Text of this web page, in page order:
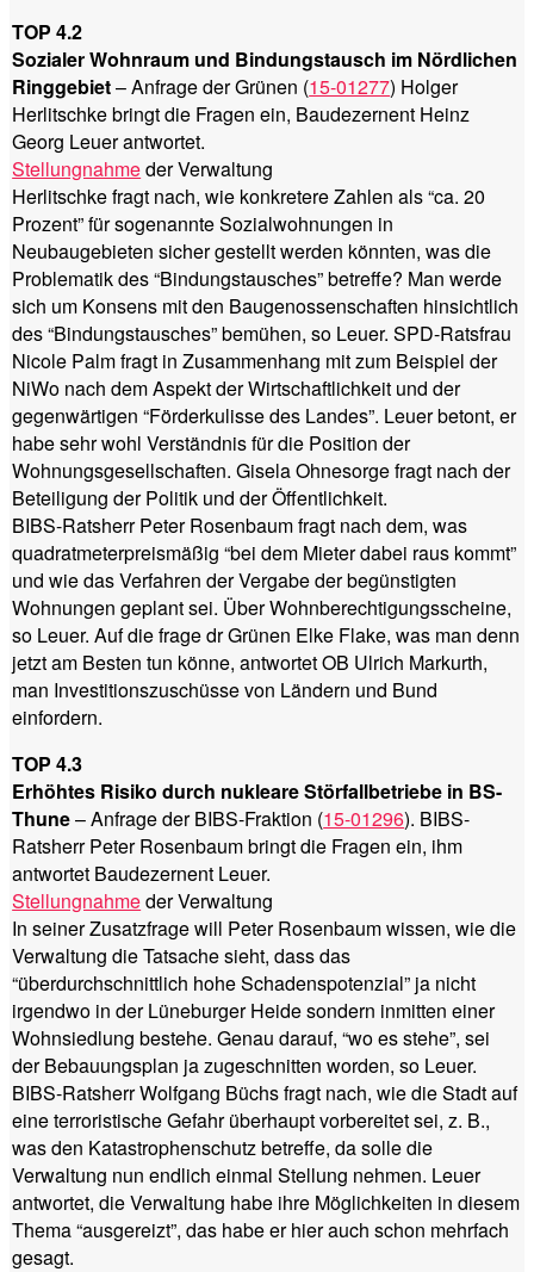
TOP 4.2
Sozialer Wohnraum und Bindungstausch im Nördlichen
Ringgebiet– Anfrage der Grünen (15-01277) Holger
Herlitschke bringt die Fragen ein, Baudezernent Heinz
Georg Leuer antwortet.
Stellungnahmeder Verwaltung
Herlitschke fragt nach, wie konkretere Zahlen als “ca. 20
Prozent” für sogenannte Sozialwohnungen in
Neubaugebieten sicher gestellt werden könnten, was die
Problematik des “Bindungstausches” betreffe? Man werde
sich um Konsens mit den Baugenossenschaften hinsichtlich
des “Bindungstausches” bemühen, so Leuer. SPD-Ratsfrau
Nicole Palm fragt in Zusammenhang mit zum Beispiel der
NiWo nach dem Aspekt der Wirtschaftlichkeit und der
gegenwärtigen “Förderkulisse des Landes”. Leuer betont, er
habe sehr wohl Verständnis für die Position der
Wohnungsgesellschaften. Gisela Ohnesorge fragt nach der
Beteiligung der Politik und der Öffentlichkeit.
BIBS-Ratsherr Peter Rosenbaum fragt nach dem, was
quadratmeterpreismäßig “bei dem Mieter dabei raus kommt”
und wie das Verfahren der Vergabe der begünstigten
Wohnungen geplant sei. Über Wohnberechtigungsscheine,
so Leuer. Auf die frage dr Grünen Elke Flake, was man denn
jetzt am Besten tun könne, antwortet OB Ulrich Markurth,
man Investitionszuschüsse von Ländern und Bund
einfordern.
TOP 4.3
Erhöhtes Risiko durch nukleare Störfallbetriebe in BS-
Thune– Anfrage der BIBS-Fraktion (15-01296). BIBS-
Ratsherr Peter Rosenbaum bringt die Fragen ein, ihm
antwortet Baudezernent Leuer.
Stellungnahmeder Verwaltung
In seiner Zusatzfrage will Peter Rosenbaum wissen, wie die
Verwaltung die Tatsache sieht, dass das
“überdurchschnittlich hohe Schadenspotenzial” ja nicht
irgendwo in der Lüneburger Heide sondern inmitten einer
Wohnsiedlung bestehe. Genau darauf, “wo es stehe”, sei
der Bebauungsplan ja zugeschnitten worden, so Leuer.
BIBS-Ratsherr Wolfgang Büchs fragt nach, wie die Stadt auf
eine terroristische Gefahr überhaupt vorbereitet sei, z. B.,
was den Katastrophenschutz betreffe, da solle die
Verwaltung nun endlich einmal Stellung nehmen. Leuer
antwortet, die Verwaltung habe ihre Möglichkeiten in diesem
Thema “ausgereizt”, das habe er hier auch schon mehrfach
gesagt.